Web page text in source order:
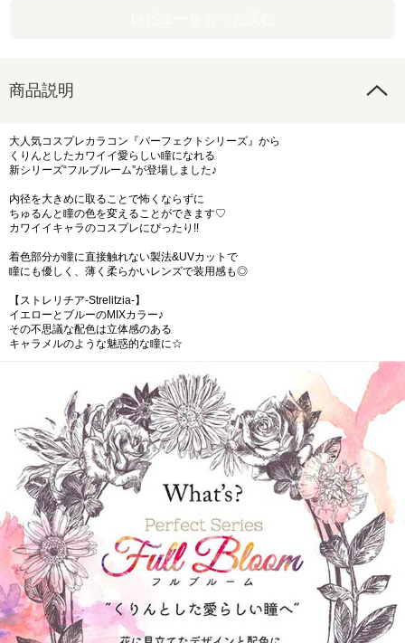
商品説明
大人気コスプレカラコン『パーフェクトシリーズ』から
くりんとしたカワイイ愛らしい瞳になれる
新シリーズ“フルブルーム”が登場しました♪
内径を大きめに取ることで怖くならずに
ちゅるんと瞳の色を変えることができます♡
カワイイキャラのコスプレにぴったり!!
着色部分が瞳に直接触れない製法&UVカットで
瞳にも優しく、薄く柔らかいレンズで装用感も◎
【ストレリチア-Strelitzia-】
イエローとブルーのMIXカラー♪
その不思議な配色は立体感のある
キャラメルのような魅惑的な瞳に☆